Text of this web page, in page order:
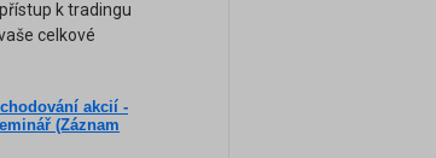
k tradingu
celkové
akcií -
(Záznam